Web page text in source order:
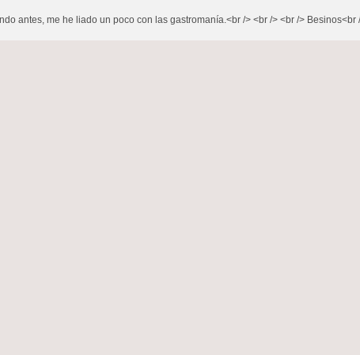
antes, me he liado un poco con las gastromanía.<br /> <br /> <br /> Besinos<br